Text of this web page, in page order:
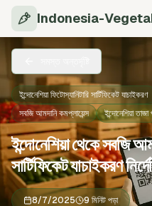
Indonesia-
ইন্দোনেশিয়া ফিটোস্যানিটারি সার্টিফিকেট যাচাইকরণ
সবজি আমদানি কমপ্লায়েন্স
ইন্দোনেশিয়া
ইন্দোনেশিয়া থেকে সবজি
সার্টিফিকেট যাচাইকরণ
8/7/2025 9 মিনিট পড়া